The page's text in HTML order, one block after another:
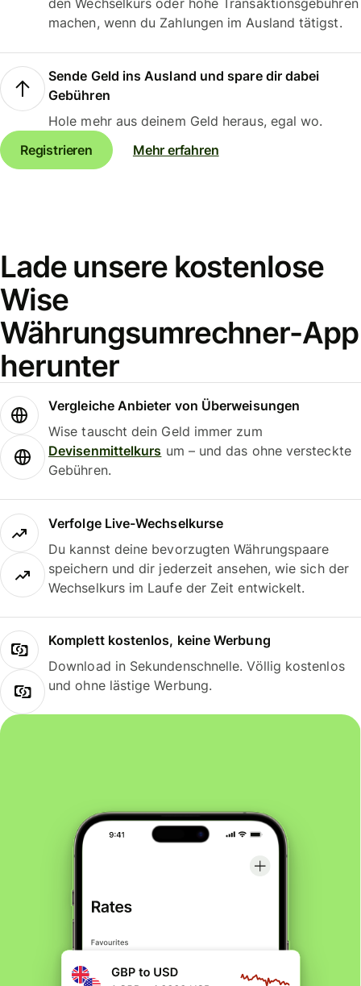
den Wechselkurs oder hohe Transaktionsgebühren
machen, wenn du Zahlungen im Ausland tätigst.
Sende Geld ins Ausland und spare dir dabei
Gebühren
Hole mehr aus deinem Geld heraus, egal wo.
Registrieren
Mehr erfahren
Lade unsere kostenlose
Wise
Währungsumrechner-App
herunter
Vergleiche Anbieter von Überweisungen
Wise tauscht dein Geld immer zum
Devisenmittelkurs um – und das ohne versteckte
Gebühren.
Verfolge Live-Wechselkurse
Du kannst deine bevorzugten Währungspaare
speichern und dir jederzeit ansehen, wie sich der
Wechselkurs im Laufe der Zeit entwickelt.
Komplett kostenlos, keine Werbung
Download in Sekundenschnelle. Völlig kostenlos
und ohne lästige Werbung.